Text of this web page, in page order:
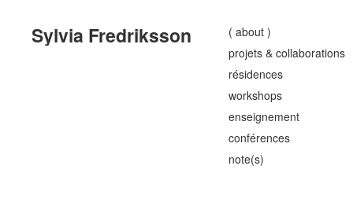
Sylvia Fredriksson
( about )
projets & collaborations
résidences
workshops
enseignement
conférences
note(s)